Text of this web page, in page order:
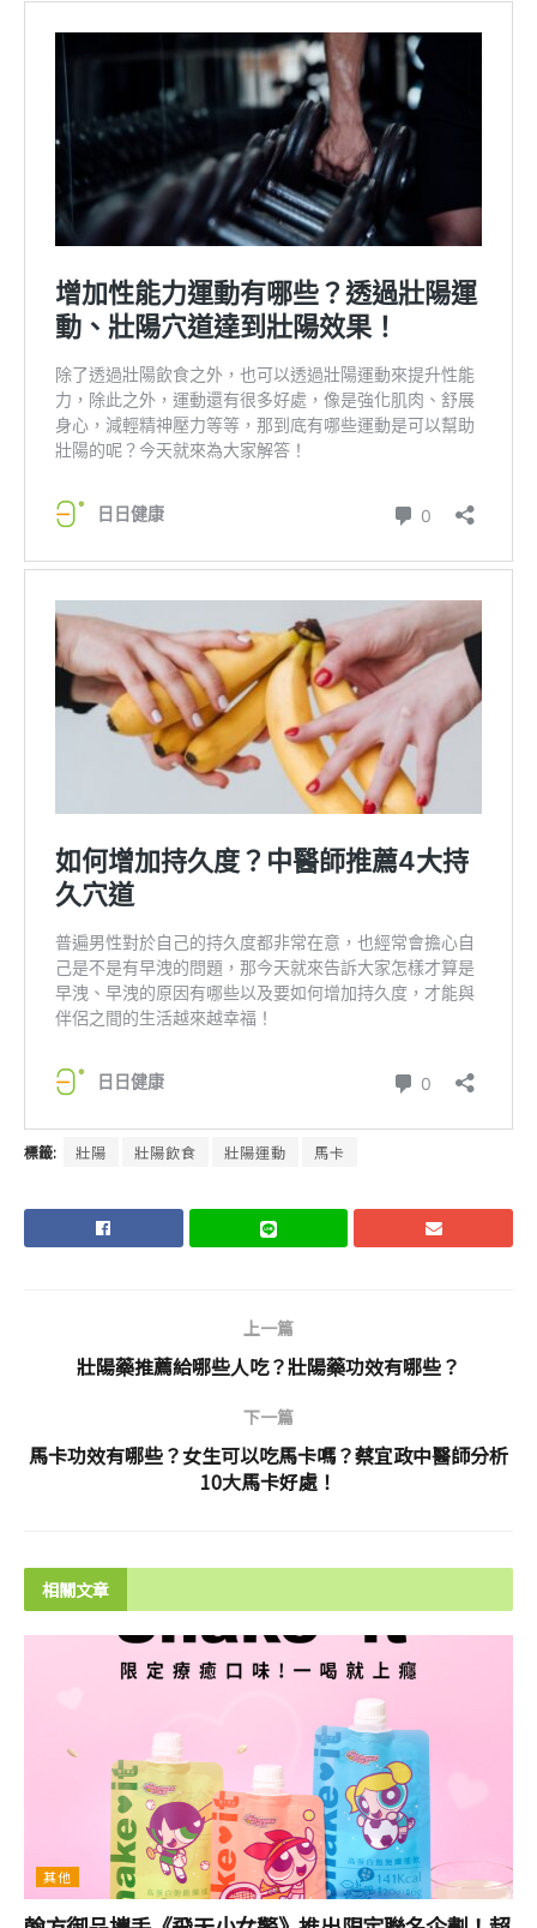
標籤: 壯陽 壯陽飲食 壯陽運動 馬卡
上一篇
壯陽藥推薦給哪些人吃？壯陽藥功效有哪些？
下一篇
馬卡功效有哪些？女生可以吃馬卡嗎？蔡宜政中醫師分析
10大馬卡好處！
相關文章
其他